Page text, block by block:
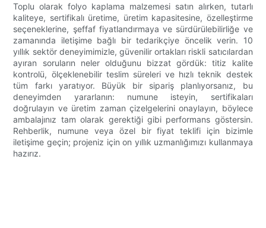
Toplu olarak folyo kaplama malzemesi satın alırken, tutarlı
kaliteye, sertifikalı üretime, üretim kapasitesine, özelleştirme
seçeneklerine, şeffaf fiyatlandırmaya ve sürdürülebilirliğe ve
zamanında iletişime bağlı bir tedarikçiye öncelik verin. 10
yıllık sektör deneyimimizle, güvenilir ortakları riskli satıcılardan
ayıran soruların neler olduğunu bizzat gördük: titiz kalite
kontrolü, ölçeklenebilir teslim süreleri ve hızlı teknik destek
tüm farkı yaratıyor. Büyük bir sipariş planlıyorsanız, bu
deneyimden yararlanın: numune isteyin, sertifikaları
doğrulayın ve üretim zaman çizelgelerini onaylayın, böylece
ambalajınız tam olarak gerektiği gibi performans göstersin.
Rehberlik, numune veya özel bir fiyat teklifi için bizimle
iletişime geçin; projeniz için on yıllık uzmanlığımızı kullanmaya
hazırız.